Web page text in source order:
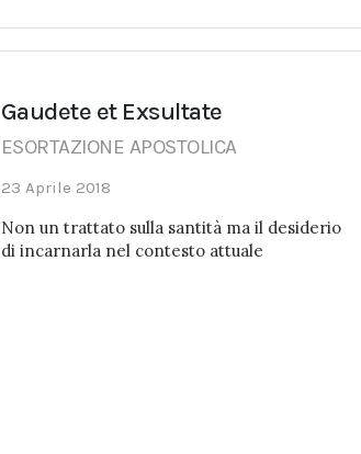
Gaudete et Exsultate
ESORTAZIONE APOSTOLICA
23 Aprile 2018
Non un trattato sulla santità ma il desiderio
di incarnarla nel contesto attuale